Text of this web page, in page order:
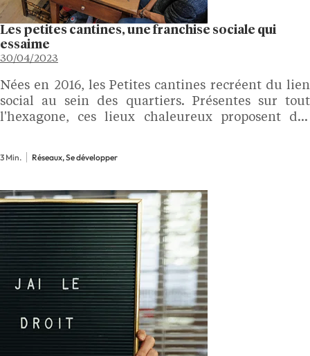
Les petites cantines, une franchise sociale qui
essaime
30/04/2023
Nées en 2016, les Petites cantines recréent du lien
social au sein des quartiers. Présentes sur tout
l'hexagone, ces lieux chaleureux proposent des
2016, la première Petite cantine est née à…
3 Min. Réseaux, Se développer